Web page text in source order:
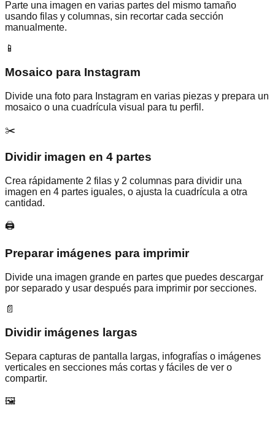
Parte una imagen en varias partes del mismo tamaño
usando filas y columnas, sin recortar cada sección
manualmente.
📱
Mosaico para Instagram
Divide una foto para Instagram en varias piezas y prepara un
mosaico o una cuadrícula visual para tu perfil.
✂️
Dividir imagen en 4 partes
Crea rápidamente 2 filas y 2 columnas para dividir una
imagen en 4 partes iguales, o ajusta la cuadrícula a otra
cantidad.
🖨️
Preparar imágenes para imprimir
Divide una imagen grande en partes que puedes descargar
por separado y usar después para imprimir por secciones.
📄
Dividir imágenes largas
Separa capturas de pantalla largas, infografías o imágenes
verticales en secciones más cortas y fáciles de ver o
compartir.
🖼️